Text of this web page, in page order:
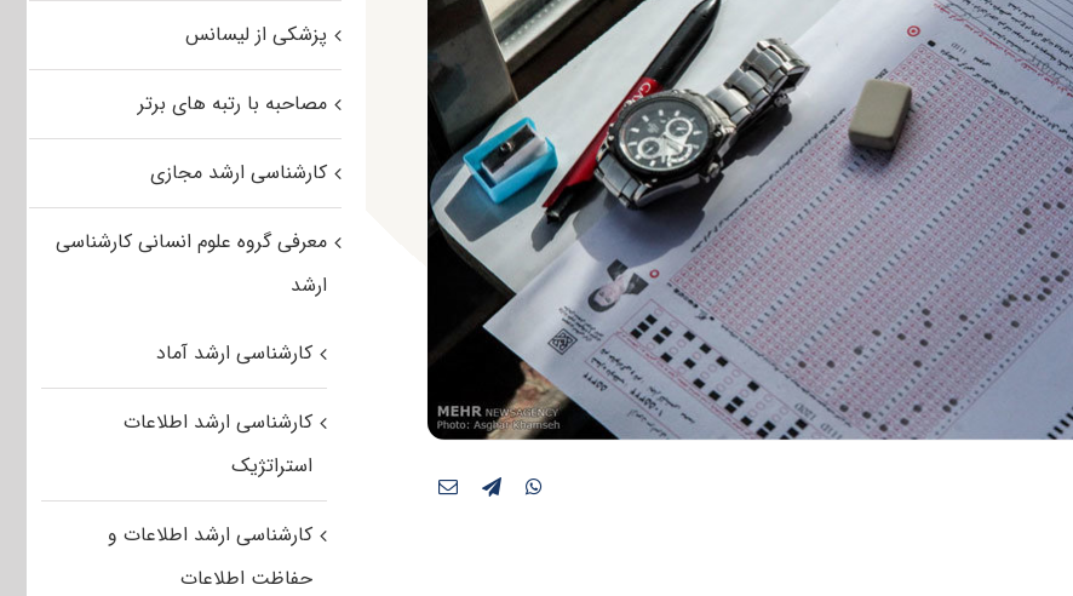
پزشکی از لیسانس
مصاحبه با رتبه های برتر
کارشناسی ارشد مجازی
معرفی گروه علوم انسانی کارشناسی
ارشد
کارشناسی ارشد آماد
کارشناسی ارشد اطلاعات
استراتژیک
کارشناسی ارشد اطلاعات و
حفاظت اطلاعات